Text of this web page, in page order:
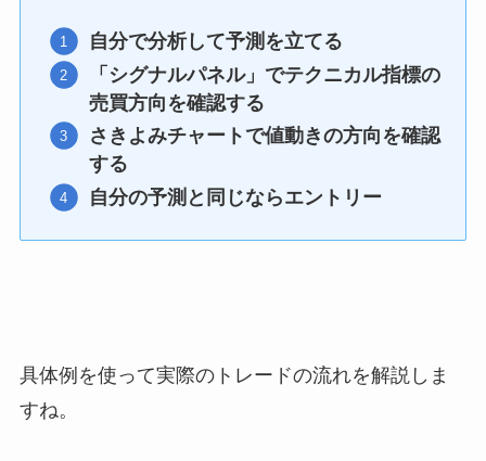
自分で分析して予測を立てる
「シグナルパネル」でテクニカル指標の
売買方向を確認する
さきよみチャートで値動きの方向を確認
する
自分の予測と同じならエントリー
具体例を使って実際のトレードの流れを解説しま
すね。